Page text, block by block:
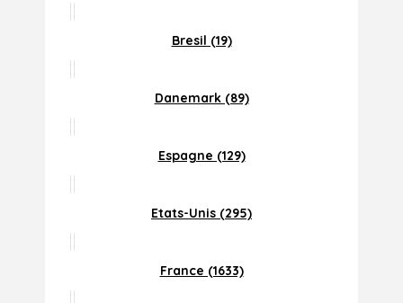
Bresil (19)
Danemark (89)
Espagne (129)
Etats-Unis (295)
France (1633)